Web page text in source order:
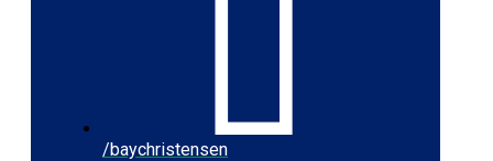
/baychristensen